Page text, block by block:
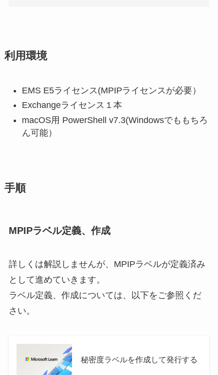
利用環境
EMS E5ライセンス(MPIPライセンスが必要）
Exchangeライセンス１本
macOS用 PowerShell v7.3(Windowsでももちろ
ん可能）
手順
MPIPラベル定義、作成
詳しくは解説しませんが、MPIPラベルが定義済み
として進めていきます。
ラベル定義、作成については、以下をご参照くだ
さい。
秘密度ラベルを作成して発行する